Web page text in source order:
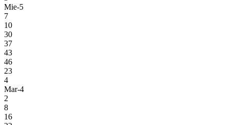
Mie-5
7
10
30
37
43
46
23
4
Mar-4
2
8
16